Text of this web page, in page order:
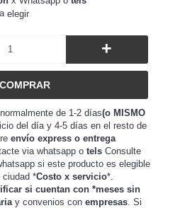
elegir
+
de 1-2 días(o MISMO
del día y 4-5 días en el resto de
envío express o entrega
via whatsapp o tels Consulte
si este producto es elegible
ciudad *Costo x servicio*.
si cuentan con *meses sin
y convenios con empresas . Si